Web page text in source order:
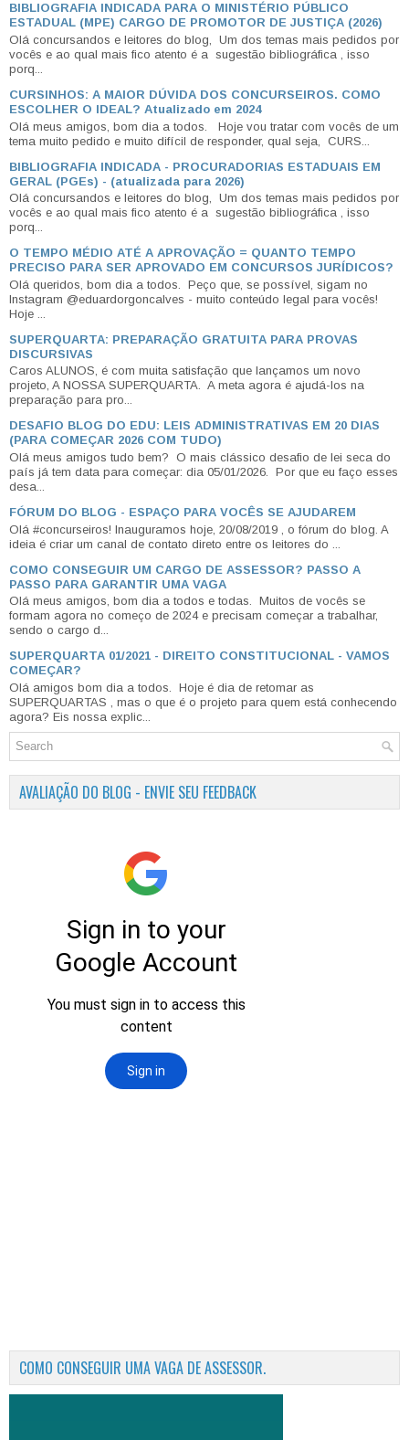
BIBLIOGRAFIA INDICADA PARA O MINISTÉRIO PÚBLICO
ESTADUAL (MPE) CARGO DE PROMOTOR DE JUSTIÇA (2026)
Olá concursandos e leitores do blog, Um dos temas mais pedidos por
vocês e ao qual mais fico atento é a sugestão bibliográfica , isso
porq...
CURSINHOS: A MAIOR DÚVIDA DOS CONCURSEIROS. COMO
ESCOLHER O IDEAL? Atualizado em 2024
Olá meus amigos, bom dia a todos. Hoje vou tratar com vocês de um
tema muito pedido e muito difícil de responder, qual seja, CURS...
BIBLIOGRAFIA INDICADA - PROCURADORIAS ESTADUAIS EM
GERAL (PGEs) - (atualizada para 2026)
Olá concursandos e leitores do blog, Um dos temas mais pedidos por
vocês e ao qual mais fico atento é a sugestão bibliográfica , isso
porq...
O TEMPO MÉDIO ATÉ A APROVAÇÃO = QUANTO TEMPO
PRECISO PARA SER APROVADO EM CONCURSOS JURÍDICOS?
Olá queridos, bom dia a todos. Peço que, se possível, sigam no
Instagram @eduardorgoncalves - muito conteúdo legal para vocês!
Hoje ...
SUPERQUARTA: PREPARAÇÃO GRATUITA PARA PROVAS
DISCURSIVAS
Caros ALUNOS, é com muita satisfação que lançamos um novo
projeto, A NOSSA SUPERQUARTA. A meta agora é ajudá-los na
preparação para pro...
DESAFIO BLOG DO EDU: LEIS ADMINISTRATIVAS EM 20 DIAS
(PARA COMEÇAR 2026 COM TUDO)
Olá meus amigos tudo bem? O mais clássico desafio de lei seca do
país já tem data para começar: dia 05/01/2026. Por que eu faço esses
desa...
FÓRUM DO BLOG - ESPAÇO PARA VOCÊS SE AJUDAREM
Olá #concurseiros! Inauguramos hoje, 20/08/2019 , o fórum do blog. A
ideia é criar um canal de contato direto entre os leitores do ...
COMO CONSEGUIR UM CARGO DE ASSESSOR? PASSO A
PASSO PARA GARANTIR UMA VAGA
Olá meus amigos, bom dia a todos e todas. Muitos de vocês se
formam agora no começo de 2024 e precisam começar a trabalhar,
sendo o cargo d...
SUPERQUARTA 01/2021 - DIREITO CONSTITUCIONAL - VAMOS
COMEÇAR?
Olá amigos bom dia a todos. Hoje é dia de retomar as
SUPERQUARTAS , mas o que é o projeto para quem está conhecendo
agora? Eis nossa explic...
AVALIAÇÃO DO BLOG - ENVIE SEU FEEDBACK
COMO CONSEGUIR UMA VAGA DE ASSESSOR.